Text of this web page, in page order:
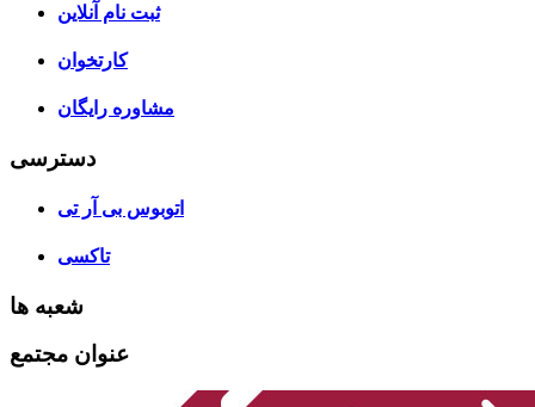
ثبت نام آنلاین
کارتخوان
مشاوره رایگان
دسترسی
اتوبوس بی آر تی
تاکسی
شعبه ها
عنوان مجتمع